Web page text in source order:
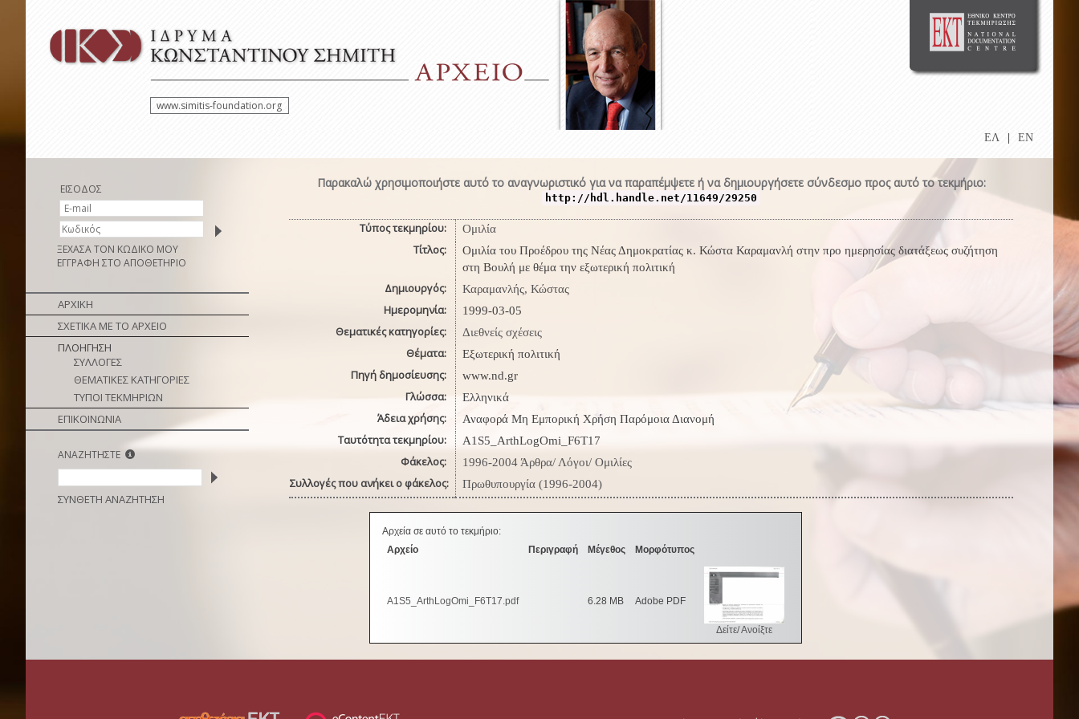
www.simitis-foundation.org
ΕΛ EN
ΕΙΣΟΔΟΣ
ΞΕΧΑΣΑ ΤΟΝ ΚΩΔΙΚΟ ΜΟΥ
ΕΓΓΡΑΦΗ ΣΤΟ ΑΠΟΘΕΤΗΡΙΟ
ΑΡΧΙΚΗ
ΣΧΕΤΙΚΑ ΜΕ ΤΟ ΑΡΧΕΙΟ
ΠΛΟΗΓΗΣΗ
ΣΥΛΛΟΓΕΣ
ΘΕΜΑΤΙΚΕΣ ΚΑΤΗΓΟΡΙΕΣ
ΤΥΠΟΙ ΤΕΚΜΗΡΙΩΝ
ΕΠΙΚΟΙΝΩΝΙΑ
ΑΝΑΖΗΤΗΣΤΕ
ΣΥΝΘΕΤΗ ΑΝΑΖΗΤΗΣΗ
Παρακαλώ χρησιμοποιήστε αυτό το αναγνωριστικό για να παραπέμψετε ή να δημιουργήσετε σύνδεσμο προς αυτό το τεκμήριο:
http://hdl.handle.net/11649/29250
Τύπος τεκμηρίου: Ομιλία
Τίτλος:
Ομιλία του Προέδρου της Νέας Δημοκρατίας κ. Κώστα Καραμανλή στην προ ημερησίας διατάξεως συζήτηση
στη Βουλή με θέμα την εξωτερική πολιτική
Δημιουργός: Καραμανλής, Κώστας
Ημερομηνία: 1999-03-05
Θεματικές κατηγορίες: Διεθνείς σχέσεις
Θέματα: Εξωτερική πολιτική
Πηγή δημοσίευσης: www.nd.gr
Γλώσσα: Ελληνικά
Άδεια χρήσης: Αναφορά Μη Εμπορική Χρήση Παρόμοια Διανομή
Ταυτότητα τεκμηρίου: A1S5_ArthLogOmi_F6Τ17
Φάκελος: 1996-2004 Άρθρα/ Λόγοι/ Ομιλίες
Συλλογές που ανήκει ο φάκελος: Πρωθυπουργία (1996-2004)
Αρχεία σε αυτό το τεκμήριο:
Αρχείο
Περιγραφή Μέγεθος Μορφότυπος
A1S5_ArthLogOmi_F6T17.pdf 6.28 MB Adobe PDF
Δείτε/ Ανοίξτε